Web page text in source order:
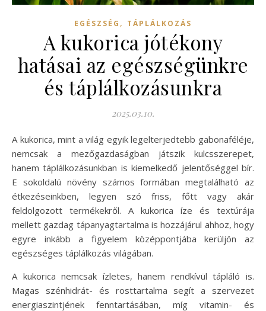
EGÉSZSÉG , TÁPLÁLKOZÁS
A kukorica jótékony
hatásai az egészségünkre
és táplálkozásunkra
2025.03.10.
A kukorica, mint a világ egyik legelterjedtebb gabonaféléje,
nemcsak a mezőgazdaságban játszik kulcsszerepet,
hanem táplálkozásunkban is kiemelkedő jelentőséggel bír.
E sokoldalú növény számos formában megtalálható az
étkezéseinkben, legyen szó friss, főtt vagy akár
feldolgozott termékekről. A kukorica íze és textúrája
mellett gazdag tápanyagtartalma is hozzájárul ahhoz, hogy
egyre inkább a figyelem középpontjába kerüljön az
egészséges táplálkozás világában.
A kukorica nemcsak ízletes, hanem rendkívül tápláló is.
Magas szénhidrát- és rosttartalma segít a szervezet
energiaszintjének fenntartásában, míg vitamin- és